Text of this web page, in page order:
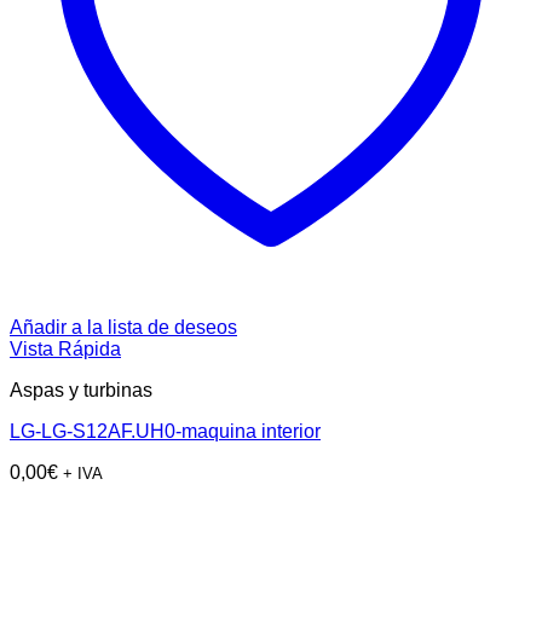
Añadir a la lista de deseos
Vista Rápida
Aspas y turbinas
LG-LG-S12AF.UH0-maquina interior
0,00€ + IVA